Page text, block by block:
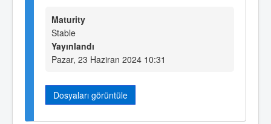
Maturity
Stable
Yayınlandı
Pazar, 23 Haziran 2024 10:31
Dosyaları görüntüle